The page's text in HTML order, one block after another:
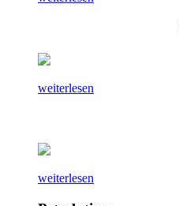
weiterlesen
weiterlesen